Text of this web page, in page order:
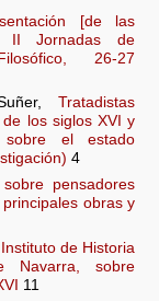
[de las
Jornadas de
26-27
Tratadistas
los siglos XVI y
sobre el estado
4
pensadores
obras y
de Historia
sobre
11